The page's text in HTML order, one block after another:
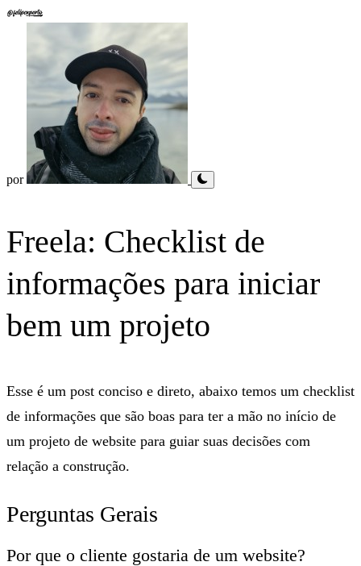
por
Freela: Checklist de
informações para iniciar
bem um projeto
Esse é um post conciso e direto, abaixo temos um checklist
de informações que são boas para ter a mão no início de
um projeto de website para guiar suas decisões com
relação a construção.
Perguntas Gerais
Por que o cliente gostaria de um website?